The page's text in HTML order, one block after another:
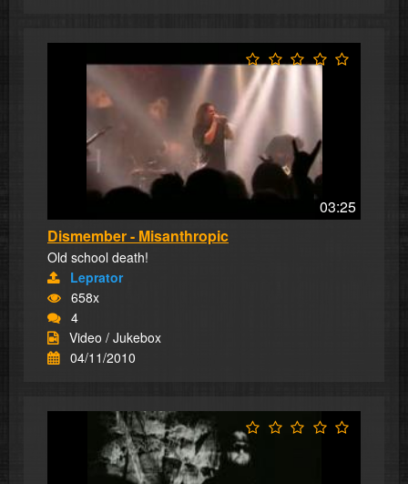
03:25
Dismember - Misanthropic
Old school death!
Leprator
658x
4
Video / Jukebox
04/11/2010